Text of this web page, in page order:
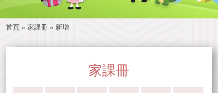
首頁 » 家課冊 » 新增
家課冊